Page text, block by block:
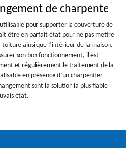
de charpente
pour supporter la couverture de
être en parfait état pour ne pas mettre
ainsi que l’intérieur de la maison.
son bon fonctionnement, il est
et régulièrement le traitement de la
en présence d’un charpentier
sont la solution la plus fiable
état.